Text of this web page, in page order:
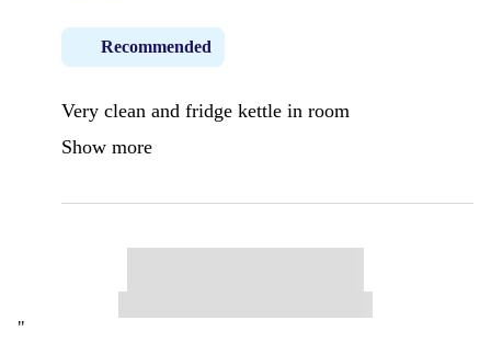
Recommended
Very clean and fridge kettle in room
Show more
"